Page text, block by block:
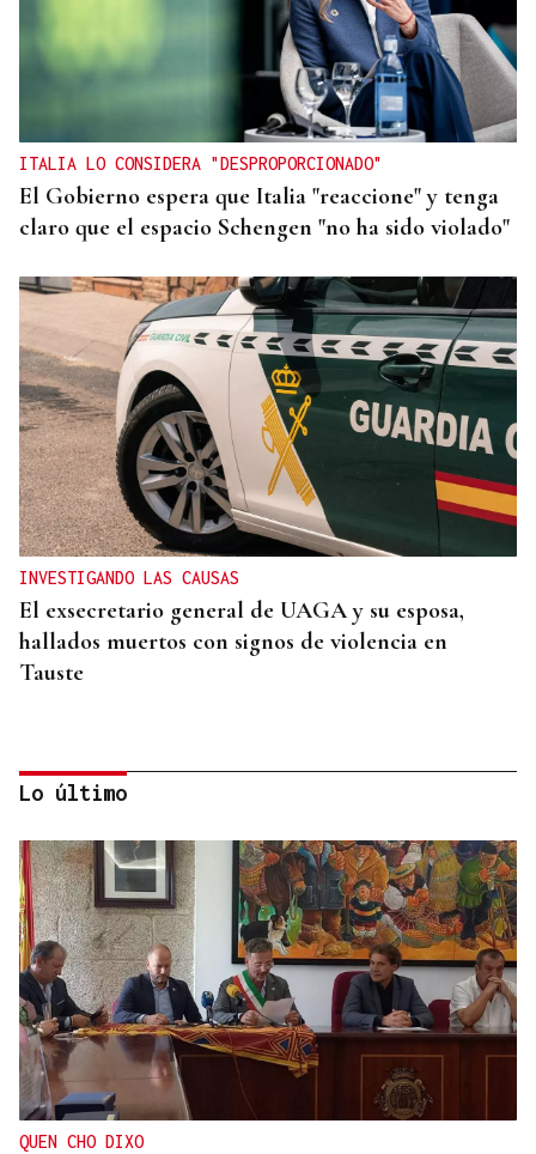
ITALIA LO CONSIDERA "DESPROPORCIONADO"
El Gobierno espera que Italia "reaccione" y tenga
claro que el espacio Schengen "no ha sido violado"
INVESTIGANDO LAS CAUSAS
El exsecretario general de UAGA y su esposa,
hallados muertos con signos de violencia en
Tauste
INCENDIO EN UN BARRANCO
Unos 200 efectivos combaten el incendio de Tírig,
que ya roza las 400 hectáreas
Lo último
QUEN CHO DIXO